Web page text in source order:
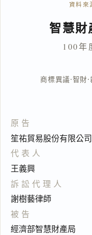
資料來
智慧財
100年
商標異議·智財·
原告
笙祐貿易股份有限公司
代表人
王義興
訴訟代理人
謝樹藝律師
被告
經濟部智慧財產局